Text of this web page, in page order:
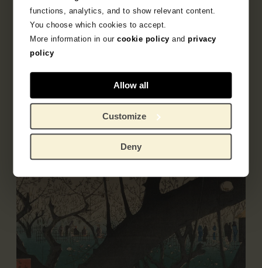
functions, analytics, and to show relevant content.
You choose which cookies to accept.
More information in ourcookie policy andprivacy
policy
Allow all
Customize
Deny
Objectgegevens
Opschriften / merken